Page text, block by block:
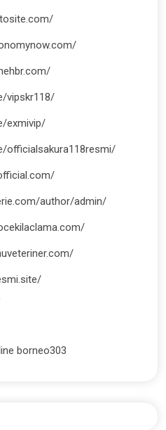
vipskr118/
exmivip/
officialsakura118resmi/
author/admin/
borneo303